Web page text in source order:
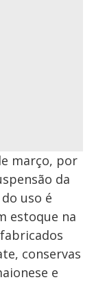
março, por
da
uso é
estoque na
conservas
e